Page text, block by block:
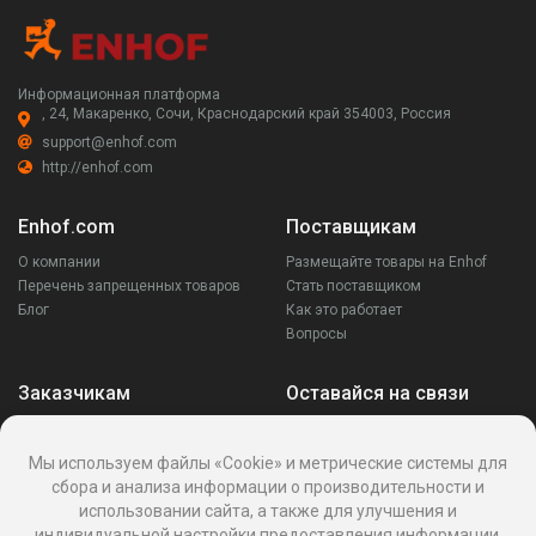
Информационная платформа
, 24, Макаренко, Сочи, Краснодарский край 354003, Россия
support@enhof.com
http://enhof.com
Enhof.com
О компании
Перечень запрещенных товаров
Блог
Поставщикам
Размещайте товары на Enhof
Стать поставщиком
Как это работает
Вопросы
Заказчикам
Написать поставщику
Оставайся на связи
Мы используем файлы «Cookie» и метрические системы для
сбора и анализа информации о производительности и
использовании сайта, а также для улучшения и